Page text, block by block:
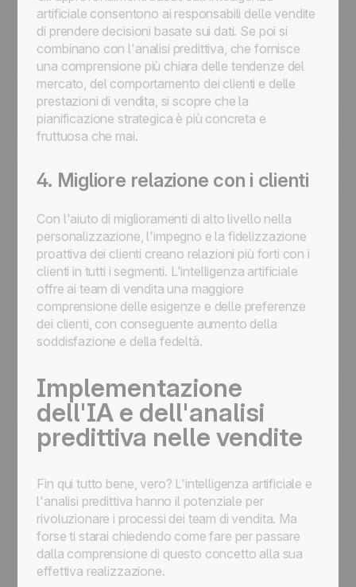
artificiale consentono ai responsabili delle vendite
di prendere decisioni basate sui dati. Se poi si
combinano con l'analisi predittiva, che fornisce
una comprensione più chiara delle tendenze del
mercato, del comportamento dei clienti e delle
prestazioni di vendita, si scopre che la
pianificazione strategica è più concreta e
fruttuosa che mai.
4. Migliore relazione con i clienti
Con l'aiuto di miglioramenti di alto livello nella
personalizzazione, l'impegno e la fidelizzazione
proattiva dei clienti creano relazioni più forti con i
clienti in tutti i segmenti. L'intelligenza artificiale
offre ai team di vendita una maggiore
comprensione delle esigenze e delle preferenze
dei clienti, con conseguente aumento della
soddisfazione e della fedeltà.
Implementazione
dell'IA e dell'analisi
predittiva nelle vendite
Fin qui tutto bene, vero? L'intelligenza artificiale e
l'analisi predittiva hanno il potenziale per
rivoluzionare i processi dei team di vendita. Ma
forse ti starai chiedendo come fare per passare
dalla comprensione di questo concetto alla sua
effettiva realizzazione.